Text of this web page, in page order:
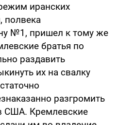
иранских
полвека
№1, пришел к тому же
братья по
раздавить
их на свалку
разгромить
США. Кремлевские